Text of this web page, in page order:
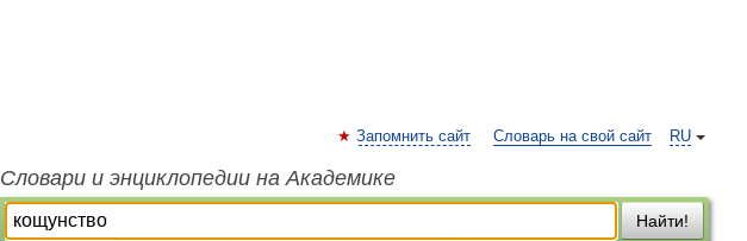
RU
Запомнить сайт Словарь на свой сайт
Словари и энциклопедии на Академике
Найти!